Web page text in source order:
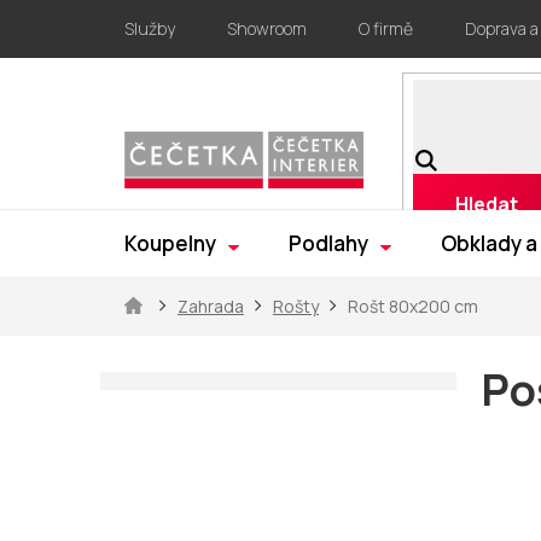
obsah
Služby Showroom O firmě Doprava
Hledat
Koupelny Podlahy Obklady
DomůZahrada Rošty Rošt 80x200 cm